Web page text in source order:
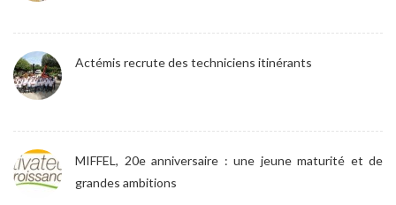
Actémis recrute des techniciens itinérants
MIFFEL, 20e anniversaire : une jeune maturité et de
grandes ambitions